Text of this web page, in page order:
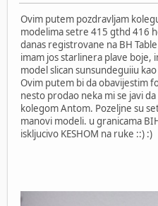
Ovim putem pozdravljam
modelima setre 415 gthd 416
danas registrovane na BH
imam jos starlinera plave boje,
model slican sunsundeguiiu
Ovim putem bi da obavijestim
nesto prodao neka mi se javi
kolegom Antom. Pozeljne su
manovi modeli. u granicama
iskljucivo KESHOM na ruke ::) :)